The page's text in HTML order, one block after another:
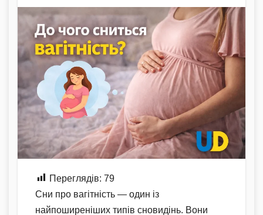
Переглядів: 79
Сни про вагітність — один із
найпоширеніших типів сновидінь. Вони